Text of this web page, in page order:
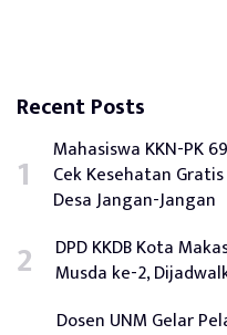
Recent Posts
Mahasiswa KKN-PK
Cek Kesehatan
Desa Jangan-Jangan
DPD KKDB Kota
Musda ke-2,
Dosen UNM Gelar